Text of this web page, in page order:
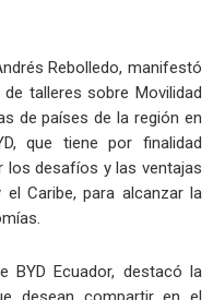
Rebolledo, manifestó
talleres sobre Movilidad
de países de la región en
que tiene por finalidad
los desafíos y las ventajas
Caribe, para alcanzar la
BYD Ecuador, destacó la